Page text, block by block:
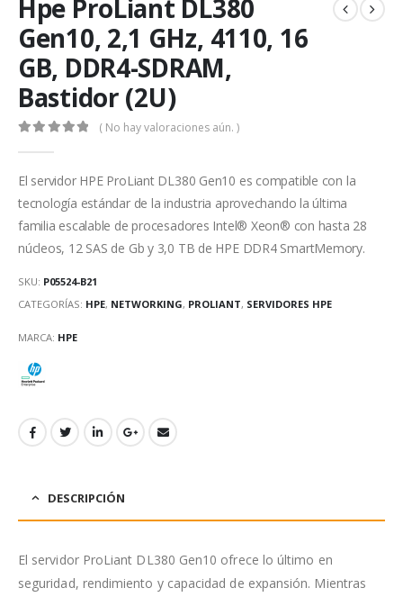
Hpe ProLiant DL380
Gen10, 2,1 GHz, 4110, 16
GB, DDR4-SDRAM,
Bastidor (2U)
( No hay valoraciones aún. )
El servidor HPE ProLiant DL380 Gen10 es compatible con la
tecnología estándar de la industria aprovechando la última
familia escalable de procesadores Intel® Xeon® con hasta 28
núcleos, 12 SAS de Gb y 3,0 TB de HPE DDR4 SmartMemory.
SKU: P05524-B21
CATEGORÍAS: HPE, NETWORKING, PROLIANT, SERVIDORES HPE
MARCA: HPE
DESCRIPCIÓN
El servidor ProLiant DL380 Gen10 ofrece lo último en
seguridad, rendimiento y capacidad de expansión. Mientras